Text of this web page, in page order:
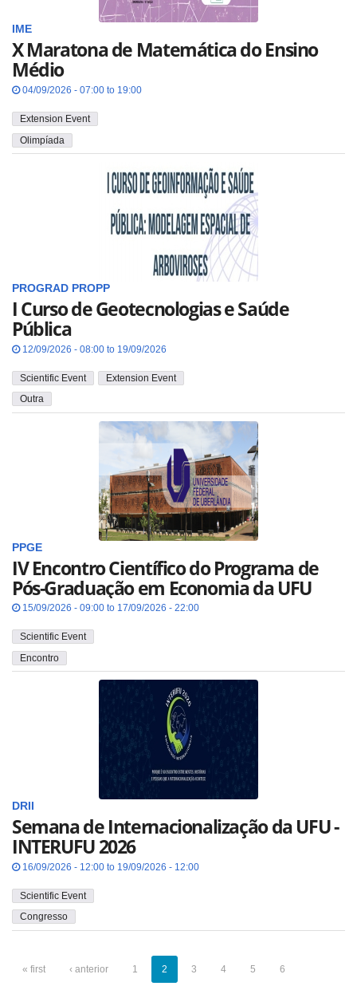
IME
X Maratona de Matemática do Ensino
Médio
04/09/2026 - 07:00 to 19:00
Extension Event
Olimpíada
PROGRAD PROPP
I Curso de Geotecnologias e Saúde
Pública
12/09/2026 - 08:00 to 19/09/2026
Scientific Event
Extension Event
Outra
PPGE
IV Encontro Científico do Programa de
Pós-Graduação em Economia da UFU
15/09/2026 - 09:00 to 17/09/2026 - 22:00
Scientific Event
Encontro
DRII
Semana de Internacionalização da UFU -
INTERUFU 2026
16/09/2026 - 12:00 to 19/09/2026 - 12:00
Scientific Event
Congresso
« first ‹ anterior 1 2 3 4 5 6